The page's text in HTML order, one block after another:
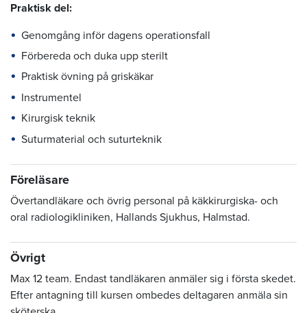
Praktisk del:
Genomgång inför dagens operationsfall
Förbereda och duka upp sterilt
Praktisk övning på griskäkar
Instrumentel
Kirurgisk teknik
Suturmaterial och suturteknik
Föreläsare
Övertandläkare och övrig personal på käkkirurgiska- och
oral radiologikliniken, Hallands Sjukhus, Halmstad.
Övrigt
Max 12 team. Endast tandläkaren anmäler sig i första skedet.
Efter antagning till kursen ombedes deltagaren anmäla sin